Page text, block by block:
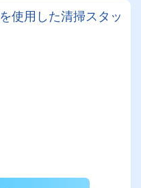
使用した清掃スタッ